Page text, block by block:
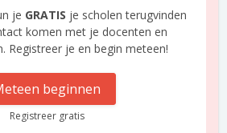
je GRATIS je scholen terugvinden
komen met je docenten en
Registreer je en begin meteen!
beginnen
Registreer gratis